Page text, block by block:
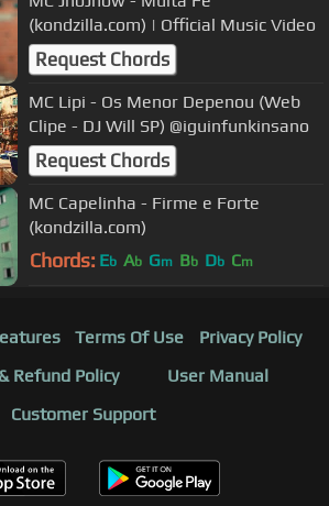
(kondzilla.com) | Official Music Video
Request Chords
MC Lipi - Os Menor Depenou (Web
Clipe - DJ Will SP) @iguinfunkinsano
Request Chords
MC Capelinha - Firme e Forte
(kondzilla.com)
Chords: Eb Ab Gm Bb Db Cm
Terms Of Use
Privacy Policy
Refund Policy
User Manual
Customer Support